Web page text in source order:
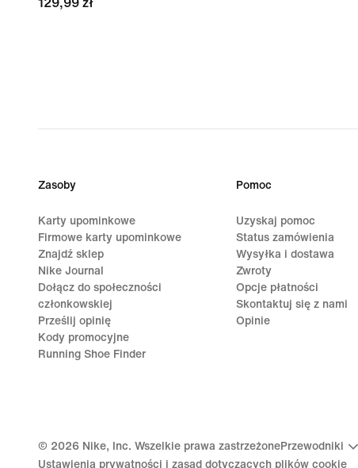
Zasoby
Karty upominkowe
Firmowe karty upominkowe
Znajdź sklep
Nike Journal
Dołącz do społeczności
członkowskiej
Prześlij opinię
Kody promocyjne
Running Shoe Finder
Pomoc
Uzyskaj pomoc
Status zamówienia
Wysyłka i dostawa
Zwroty
Opcje płatności
Skontaktuj się z nami
Opinie
© 2026 Nike, Inc. Wszelkie prawa zastrzeżonePrzewodniki
Ustawienia prywatności i zasad dotyczących plików cookie